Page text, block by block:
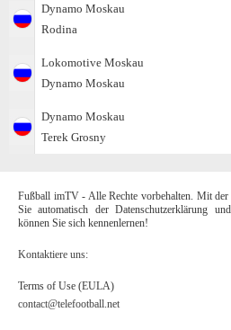
Dynamo Moskau
Rodina
Lokomotive Moskau
Dynamo Moskau
Dynamo Moskau
Terek Grosny
Fußball imTV - Alle Rechte vorbehalten. Mit der
Sie automatisch der Datenschutzerklärung
können Sie sich kennenlernen!
Kontaktiere uns:
Terms of Use (EULA)
contact@telefootball.net